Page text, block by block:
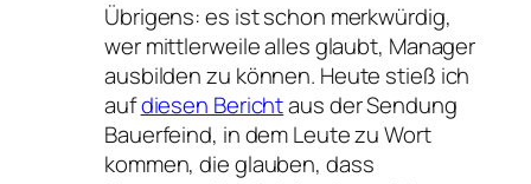
Übrigens: es ist schon merkwürdig,
wer mittlerweile alles glaubt, Manager
ausbilden zu können. Heute stieß ich
aufdiesen Berichtaus der Sendung
Bauerfeind, in dem Leute zu Wort
kommen, die glauben, dass